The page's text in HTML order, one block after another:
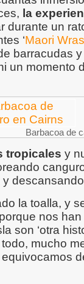
la
durante un
‘Maori
barracudas
un momento
Barbacoa de
tropicales y
y
la toalla, y
nos
son ‘otra
todo, mucho